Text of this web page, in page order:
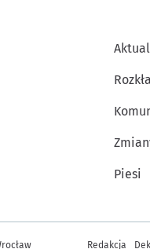
Piesi
Inne
Redakcja